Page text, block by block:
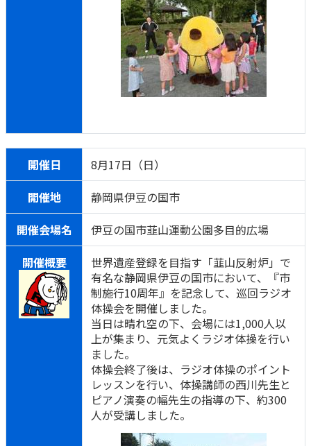
開催日
8月17日（日）
開催地
静岡県伊豆の国市
開催会場名
伊豆の国市韮山運動公園多目的広場
開催概要
世界遺産登録を目指す「韮山反射炉」で
有名な静岡県伊豆の国市において、『市
制施行10周年』を記念して、巡回ラジオ
体操会を開催しました。
当日は晴れ空の下、会場には1,000人以
上が集まり、元気よくラジオ体操を行い
ました。
体操会終了後は、ラジオ体操のポイント
レッスンを行い、体操講師の西川先生と
ピアノ演奏の幅先生の指導の下、約300
人が受講しました。